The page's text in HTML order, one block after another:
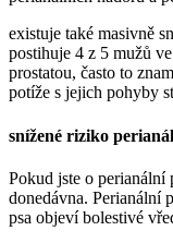
existuje také masivně
postihuje 4 z 5 mužů
prostatou, často to
potíže s jejich pohyby
snížené riziko
Pokud jste o perianální
donedávna. Perianální
psa objeví bolestivé